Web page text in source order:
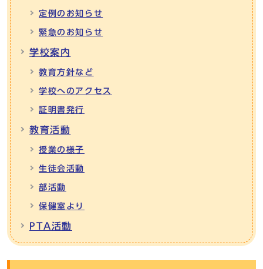
定例のお知らせ
緊急のお知らせ
学校案内
教育方針など
学校へのアクセス
証明書発行
教育活動
授業の様子
生徒会活動
部活動
保健室より
PTA活動